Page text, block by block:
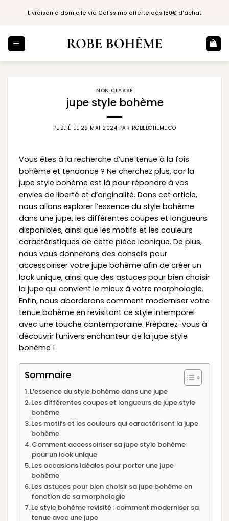
Livraison à domicile via Colissimo offerte dès 150€ d'achat
NON CLASSÉ
jupe style bohème
PUBLIÉ LE 29 MAI 2024 PAR ROBEBOHEME.CO
Vous êtes à la recherche d’une tenue à la fois
bohème et tendance ? Ne cherchez plus, car la
jupe style bohème est là pour répondre à vos
envies de liberté et d’originalité. Dans cet article,
nous allons explorer l’essence du style bohème
dans une jupe, les différentes coupes et longueurs
disponibles, ainsi que les motifs et les couleurs
caractéristiques de cette pièce iconique. De plus,
nous vous donnerons des conseils pour
accessoiriser votre jupe bohème afin de créer un
look unique, ainsi que des astuces pour bien choisir
la jupe qui convient le mieux à votre morphologie.
Enfin, nous aborderons comment moderniser votre
tenue bohème en revisitant ce style intemporel
avec une touche contemporaine. Préparez-vous à
découvrir l’univers enchanteur de la jupe style
bohème !
Sommaire
L’essence du style bohème dans une jupe
Les différentes coupes et longueurs de jupe style
bohème
Les motifs et les couleurs qui caractérisent la jupe
bohème
Comment accessoiriser sa jupe style bohème
pour un look unique
Les occasions idéales pour porter une jupe
bohème
Les astuces pour bien choisir sa jupe bohème en
fonction de sa morphologie
Le style bohème revisité : comment moderniser sa
tenue avec une jupe